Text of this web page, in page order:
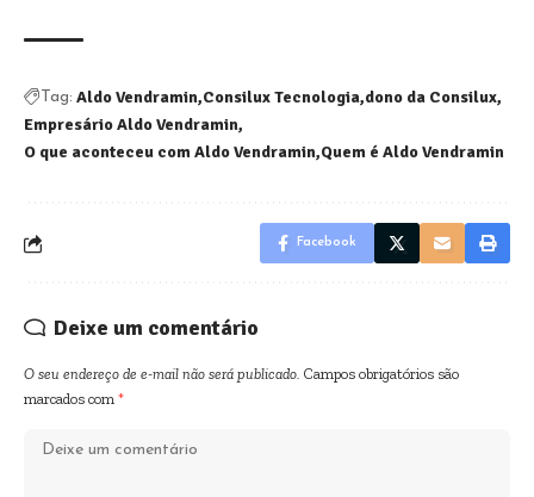
Tag: Aldo Vendramin Consilux Tecnologia dono da Consilux
Empresário Aldo Vendramin
O que aconteceu com Aldo Vendramin Quem é Aldo Vendramin
Facebook
Deixe um comentário
O seu endereço de e-mail não será publicado. Campos obrigatórios são
marcados com *